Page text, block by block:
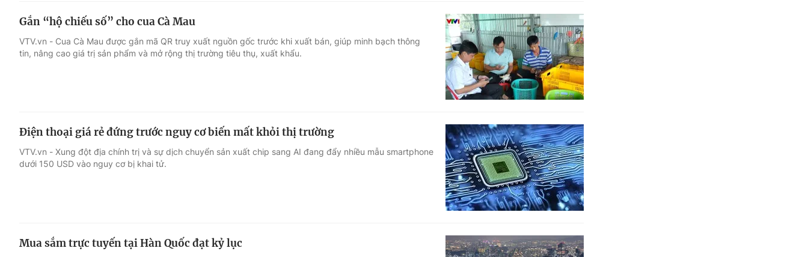
Gắn “hộ chiếu số” cho cua Cà Mau
VTV.vn - Cua Cà Mau được gắn mã QR truy xuất nguồn gốc trước khi xuất bán, giúp minh bạch thông
tin, nâng cao giá trị sản phẩm và mở rộng thị trường tiêu thụ, xuất khẩu.
Điện thoại giá rẻ đứng trước nguy cơ biến mất khỏi thị trường
VTV.vn - Xung đột địa chính trị và sự dịch chuyển sản xuất chip sang AI đang đẩy nhiều mẫu smartphone
dưới 150 USD vào nguy cơ bị khai tử.
Mua sắm trực tuyến tại Hàn Quốc đạt kỷ lục